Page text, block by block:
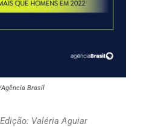
Brasil
Valéria Aguiar